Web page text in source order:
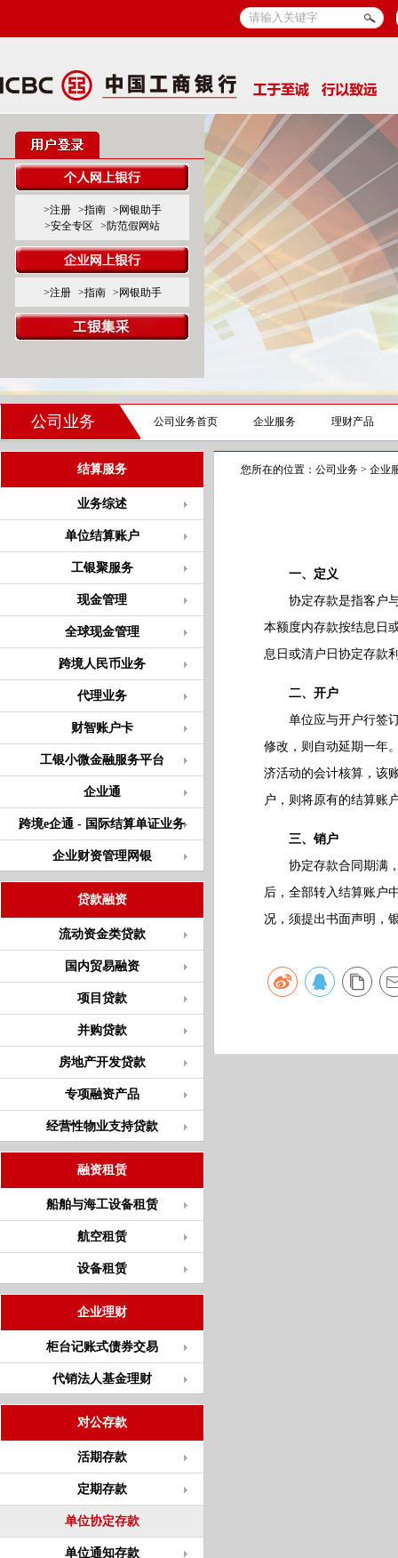
>注册 >指南
>网银助手
>安全专区
>防范假网站
>注册 >指南 >网银助手
公司业务 公司业务首页 企业服务 理财产品
结算服务
业务综述
单位结算账户
工银聚服务
现金管理
全球现金管理
跨境人民币业务
代理业务
财智账户卡
工银小微金融服务平台
企业通
跨境e企通 - 国际结算单证业务
企业财资管理网银
贷款融资
流动资金类贷款
国内贸易融资
项目贷款
并购贷款
房地产开发贷款
专项融资产品
经营性物业支持贷款
融资租赁
船舶与海工设备租赁
航空租赁
设备租赁
企业理财
柜台记账式债券交易
代销法人基金理财
对公存款
活期存款
定期存款
单位协定存款
单位通知存款
您所在的位置： 公司业务 > 企业
一、定义
协定存款是指客户与
本额度内存款按结息日
息日或清户日协定存款
二、开户
单位应与开户行签订
修改，则自动延期一年
济活动的会计核算，该
户，则将原有的结算账
三、销户
协定存款合同期满，
后，全部转入结算账户
况，须提出书面声明，